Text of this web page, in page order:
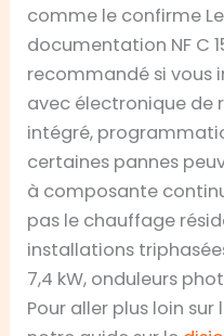
comme le confirme
documentation NF C
recommandé si vous
avec électronique de
intégré,
certaines pannes
à composante
pas le chauffage
installations
7,4 kW, onduleurs
Pour aller plus loin sur